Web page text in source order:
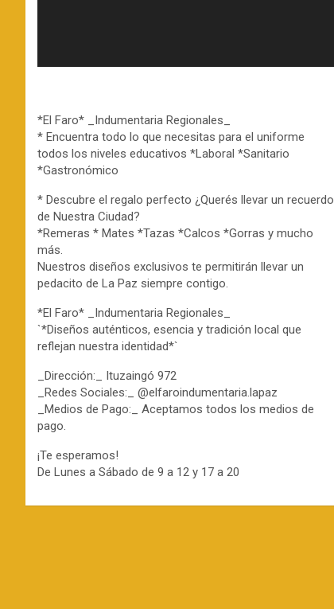
*El Faro* _Indumentaria Regionales_
* Encuentra todo lo que necesitas para el uniforme
todos los niveles educativos *Laboral *Sanitario
*Gastronómico
* Descubre el regalo perfecto ¿Querés llevar un recuerdo
de Nuestra Ciudad?
*Remeras * Mates *Tazas *Calcos *Gorras y mucho
más.
Nuestros diseños exclusivos te permitirán llevar un
pedacito de La Paz siempre contigo.
*El Faro* _Indumentaria Regionales_
`*Diseños auténticos, esencia y tradición local que
reflejan nuestra identidad*`
_Dirección:_ Ituzaingó 972
_Redes Sociales:_ @elfaroindumentaria.lapaz
_Medios de Pago:_ Aceptamos todos los medios de
pago.
¡Te esperamos!
De Lunes a Sábado de 9 a 12 y 17 a 20